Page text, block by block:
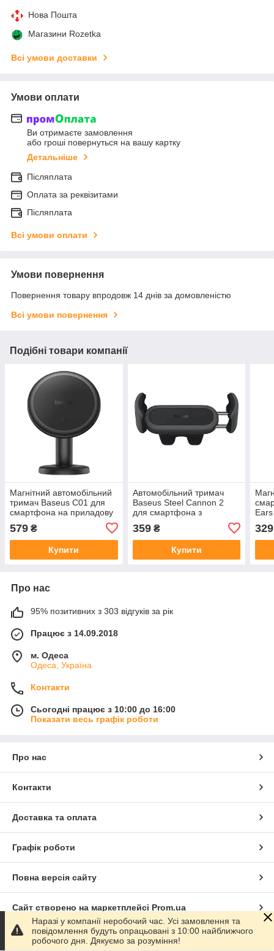
Нова Пошта
Магазини Rozetka
Всі умови доставки
Умови оплати
Ви отримаєте замовлення
або гроші повернуться на вашу картку
Детальніше
Післяплата
Оплата за реквізитами
Післяплата
Всі умови оплати
Умови повернення
Повернення товару впродовж 14 днів за домовленістю
Всі умови повернення
Подібні товари компанії
Магнітний автомобільний
тримач Baseus C01 для
смартфона на приладову
579 ₴
Купити
Автомобільний тримач
Baseus Steel Cannon 2
для смартфона з
вентиляційну решітку
359₴
Купити
329
Про нас
95% позитивних з 303 відгуків за рік
Працює з 14.09.2018
м. Одеса
Одеса, Україна
Контакти
Сьогодні працює з 10:00 до 16:00
Показати весь графік роботи
Про нас
Контакти
Доставка та оплата
Графік роботи
Повна версія сайту
Сайт створено на маркетплейсі Prom.ua
Політика конфіденційності
Наразі у компанії неробочий час. Усі замовлення та
повідомлення будуть опрацьовані з 10:00 найближчого
робочого дня. Дякуємо за розуміння!